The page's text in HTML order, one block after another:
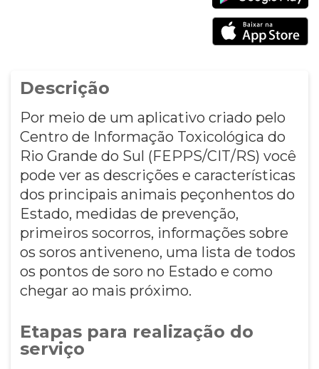
Descrição
Por meio de um aplicativo criado pelo
Centro de Informação Toxicológica do
Rio Grande do Sul (FEPPS/CIT/RS) você
pode ver as descrições e características
dos principais animais peçonhentos do
Estado, medidas de prevenção,
primeiros socorros, informações sobre
os soros antiveneno, uma lista de todos
os pontos de soro no Estado e como
chegar ao mais próximo.
Etapas para realização do
serviço